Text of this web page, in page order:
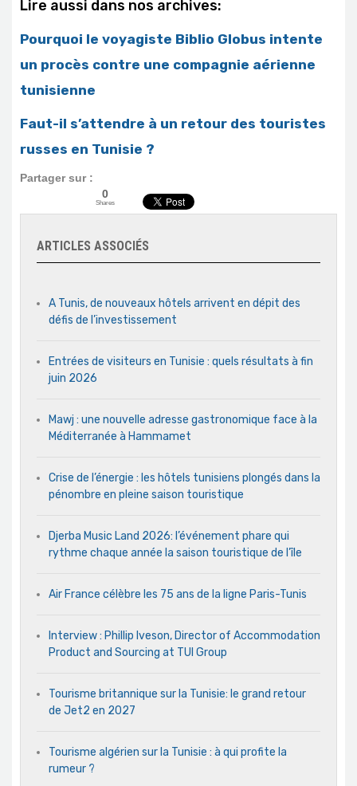
Lire aussi dans nos archives:
Pourquoi le voyagiste Biblio Globus intente
un procès contre une compagnie aérienne
tunisienne
Faut-il s’attendre à un retour des touristes
russes en Tunisie ?
Partager sur :
0
Shares
ARTICLES ASSOCIÉS
A Tunis, de nouveaux hôtels arrivent en dépit des
défis de l’investissement
Entrées de visiteurs en Tunisie : quels résultats à fin
juin 2026
Mawj : une nouvelle adresse gastronomique face à la
Méditerranée à Hammamet
Crise de l’énergie : les hôtels tunisiens plongés dans la
pénombre en pleine saison touristique
Djerba Music Land 2026: l’événement phare qui
rythme chaque année la saison touristique de l’île
Air France célèbre les 75 ans de la ligne Paris-Tunis
Interview : Phillip Iveson, Director of Accommodation
Product and Sourcing at TUI Group
Tourisme britannique sur la Tunisie: le grand retour
de Jet2 en 2027
Tourisme algérien sur la Tunisie : à qui profite la
rumeur ?